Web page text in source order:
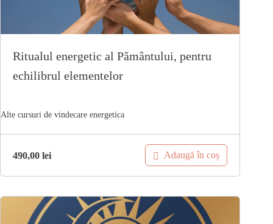
Ritualul energetic al Pământului, pentru
echilibrul elementelor
490,00 lei Adaugă în coș